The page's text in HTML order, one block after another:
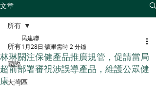
文章
所有
國際
大灣區
所有
林琳關注保健產品推廣規管，促請當局
超前部署審視涉誤導產品，維護公眾健
康
民建聯
1月28日 讀畢需時 2 分鐘